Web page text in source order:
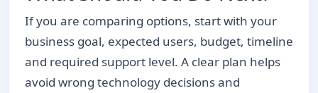
If you are comparing options, start with your
business goal, expected users, budget, timeline
and required support level. A clear plan helps
avoid wrong technology decisions and